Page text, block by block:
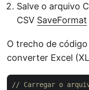
Salve o arquivo
CSV SaveFormat
O trecho de
converter Excel
// Carregar o